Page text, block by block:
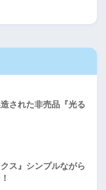
された非売品『光る
ス』シンプルながら